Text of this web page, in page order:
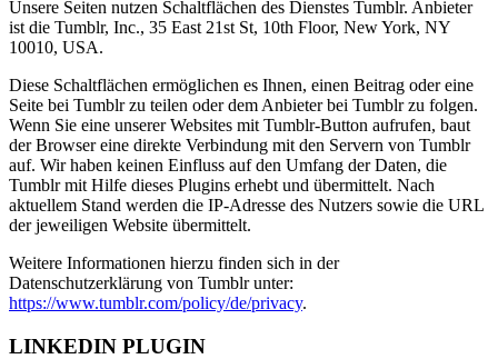
Unsere Seiten nutzen Schaltflächen des Dienstes Tumblr. Anbieter
ist die Tumblr, Inc., 35 East 21st St, 10th Floor, New York, NY
10010, USA.
Diese Schaltflächen ermöglichen es Ihnen, einen Beitrag oder eine
Seite bei Tumblr zu teilen oder dem Anbieter bei Tumblr zu folgen.
Wenn Sie eine unserer Websites mit Tumblr-Button aufrufen, baut
der Browser eine direkte Verbindung mit den Servern von Tumblr
auf. Wir haben keinen Einfluss auf den Umfang der Daten, die
Tumblr mit Hilfe dieses Plugins erhebt und übermittelt. Nach
aktuellem Stand werden die IP-Adresse des Nutzers sowie die URL
der jeweiligen Website übermittelt.
Weitere Informationen hierzu finden sich in der
Datenschutzerklärung von Tumblr unter:
https://www.tumblr.com/policy/de/privacy.
LINKEDIN PLUGIN